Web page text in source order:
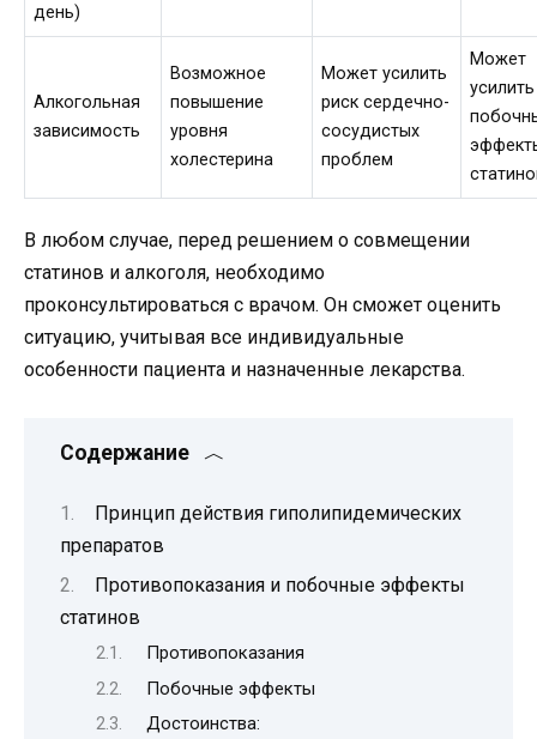
день)
Алкогольная
зависимость
Возможное
повышение
уровня
холестерина
Может усилить
риск сердечно-
сосудистых
проблем
Может
усилить
В любом случае, перед решением о совмещении
статинов и алкоголя, необходимо
проконсультироваться с врачом. Он сможет оценить
ситуацию, учитывая все индивидуальные
особенности пациента и назначенные лекарства.
Содержание
Принцип действия гиполипидемических
препаратов
Противопоказания и побочные эффекты
статинов
Противопоказания
Побочные эффекты
Достоинства: